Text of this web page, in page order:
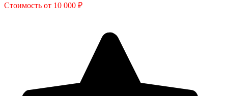
Стоимость от 10 000 ₽